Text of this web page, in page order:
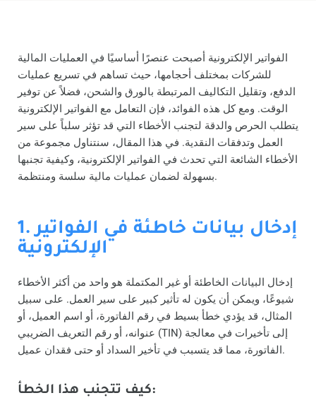
الفواتير الإلكترونية أصبحت عنصرًا أساسيًا في العمليات المالية
للشركات بمختلف أحجامها، حيث تساهم في تسريع عمليات
الدفع، وتقليل التكاليف المرتبطة بالورق والشحن، فضلاً عن توفير
الوقت. ومع كل هذه الفوائد، فإن التعامل مع الفواتير الإلكترونية
يتطلب الحرص والدقة لتجنب الأخطاء التي قد تؤثر سلباً على سير
العمل وتدفقات النقدية. في هذا المقال، سنتناول مجموعة من
الأخطاء الشائعة التي تحدث في الفواتير الإلكترونية، وكيفية تجنبها
بسهولة لضمان عمليات مالية سلسة ومنتظمة.
1. إدخال بيانات خاطئة في الفواتير
الإلكترونية
إدخال البيانات الخاطئة أو غير المكتملة هو واحد من أكثر الأخطاء
شيوعًا، ويمكن أن يكون له تأثير كبير على سير العمل. على سبيل
المثال، قد يؤدي خطأ بسيط في رقم الفاتورة، أو اسم العميل، أو
عنوانه، أو رقم التعريف الضريبي (TIN) إلى تأخيرات في معالجة
الفاتورة، مما قد يتسبب في تأخير السداد أو حتى فقدان عميل.
كيف تتجنب هذا الخطأ: